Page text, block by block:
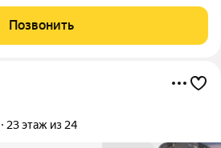
ти минутах езды от центра одного из
юга
Позвонить
23 этаж из 24